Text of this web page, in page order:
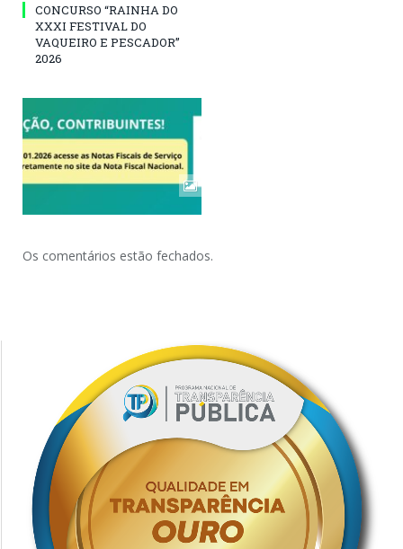
CONCURSO “RAINHA DO
XXXI FESTIVAL DO
VAQUEIRO E PESCADOR”
2026
Os comentários estão fechados.